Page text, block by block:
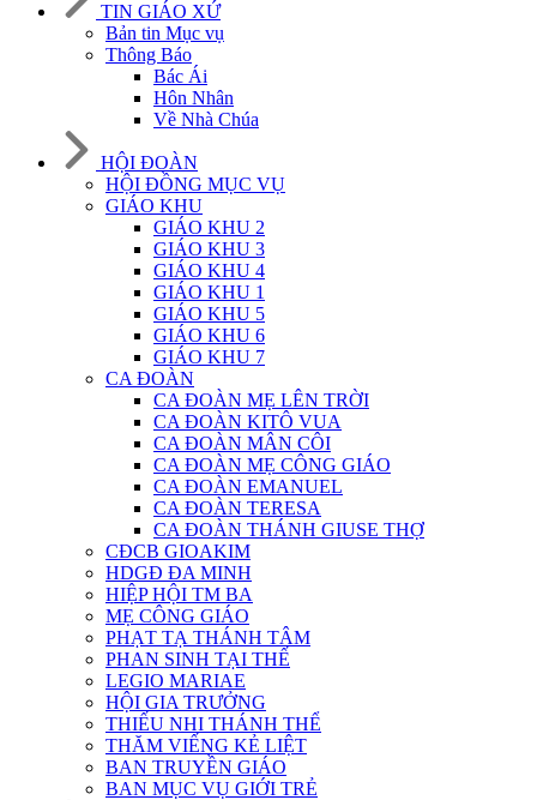
TIN GIÁO XỨ
Bản tin Mục vụ
Thông Báo
Bác Ái
Hôn Nhân
Về Nhà Chúa
HỘI ĐOÀN
HỘI ĐỒNG MỤC VỤ
GIÁO KHU
GIÁO KHU 2
GIÁO KHU 3
GIÁO KHU 4
GIÁO KHU 1
GIÁO KHU 5
GIÁO KHU 6
GIÁO KHU 7
CA ĐOÀN
CA ĐOÀN MẸ LÊN TRỜI
CA ĐOÀN KITÔ VUA
CA ĐOÀN MÂN CÔI
CA ĐOÀN MẸ CÔNG GIÁO
CA ĐOÀN EMANUEL
CA ĐOÀN TERESA
CA ĐOÀN THÁNH GIUSE THỢ
CĐCB GIOAKIM
HDGĐ ĐA MINH
HIỆP HỘI TM BA
MẸ CÔNG GIÁO
PHẠT TẠ THÁNH TÂM
PHAN SINH TẠI THẾ
LEGIO MARIAE
HỘI GIA TRƯỞNG
THIẾU NHI THÁNH THỂ
THĂM VIẾNG KẺ LIỆT
BAN TRUYỀN GIÁO
BAN MỤC VỤ GIỚI TRẺ